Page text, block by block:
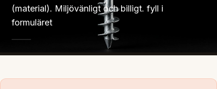
(material). Miljövänligt och billigt. fyll i
formuläret